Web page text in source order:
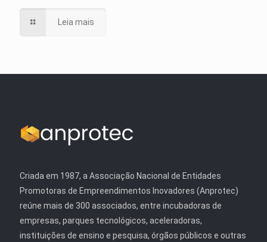
Leia mais
Criada em 1987, a Associação Nacional de Entidades
Promotoras de Empreendimentos Inovadores (Anprotec)
reúne mais de 300 associados, entre incubadoras de
empresas, parques tecnológicos, aceleradoras,
instituições de ensino e pesquisa, órgãos públicos e outras